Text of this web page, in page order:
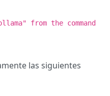
from the command
las siguientes